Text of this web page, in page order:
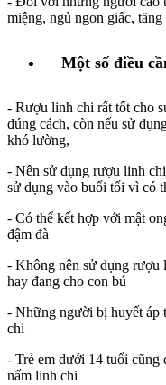
miệng, ngủ ngon giấc,
Một số điều
- Rượu linh chi rất tốt cho
đúng cách, còn nếu sử
khó lường,
- Nên sử dụng rượu linh
sử dụng vào buổi tối vì có
- Có thể kết hợp với mật
đậm đà
- Không nên sử dụng rượu
hay đang cho con bú
- Những người bị huyết áp
chi
- Trẻ em dưới 14 tuổi cũng
nấm linh chi